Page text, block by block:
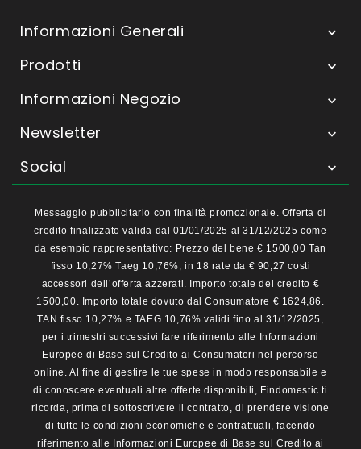
Informazioni Generali 
Prodotti 
Informazioni Negozio 
Newsletter 
Social 
Messaggio pubblicitario con finalità promozionale. Offerta di
credito finalizzato valida dal 01/01/2025 al 31/12/2025 come
da esempio rappresentativo: Prezzo del bene € 1500,00 Tan
fisso 10,27% Taeg 10,76%, in 18 rate da € 90,27 costi
accessori dell’offerta azzerati. Importo totale del credito €
1500,00. Importo totale dovuto dal Consumatore € 1624,86.
TAN fisso 10,27% e TAEG 10,76% validi fino al 31/12/2025,
per i trimestri successivi fare riferimento alle Informazioni
Europee di Base sul Credito ai Consumatori nel percorso
online. Al fine di gestire le tue spese in modo responsabile e
di conoscere eventuali altre offerte disponibili, Findomestic ti
ricorda, prima di sottoscrivere il contratto, di prendere visione
di tutte le condizioni economiche e contrattuali, facendo
riferimento alle Informazioni Europee di Base sul Credito ai